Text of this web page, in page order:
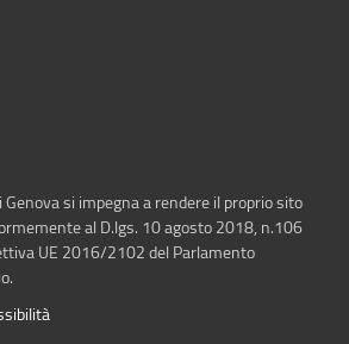
si impegna a rendere il proprio sito
al D.lgs. 10 agosto 2018, n.106
UE 2016/2102 del Parlamento